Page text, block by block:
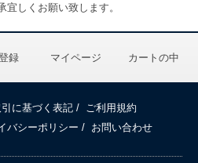
しくお願い致します。
録 マイページ カートの中
に基づく表記 /
ご利用規約
バシーポリシー / お問い合わせ